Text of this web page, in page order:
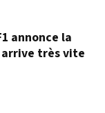
annonce la
très vite